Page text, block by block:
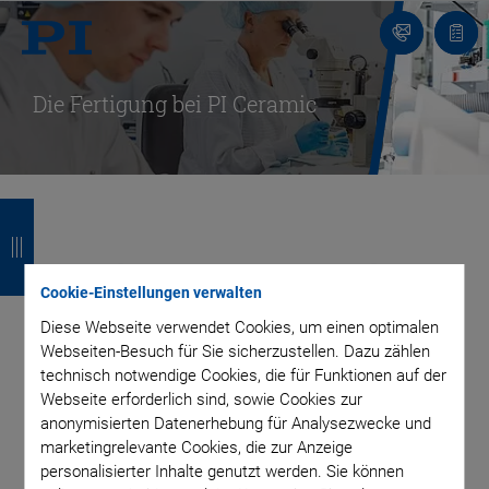
Cookie-Einstellungen verwalten
Diese Webseite verwendet Cookies, um einen optimalen
Webseiten-Besuch für Sie sicherzustellen. Dazu zählen
technisch notwendige Cookies, die für Funktionen auf der
Webseite erforderlich sind, sowie Cookies zur
anonymisierten Datenerhebung für Analysezwecke und
marketingrelevante Cookies, die zur Anzeige
personalisierter Inhalte genutzt werden. Sie können
Kontakt
Die Fertigung bei PI Ceramic
Piezotechnologie
made in Lederhose
Technisches Verständnis und Fingerfertigkeit, ein sicherer
Umgang mit dem PC ebenso wie mit Lösungsmitteln und
Chemikalien: Diese Eigenschaften suchen wir in unseren
r
ü
c
k
r
ü
c
k
r
ü
c
k
r
ü
c
k